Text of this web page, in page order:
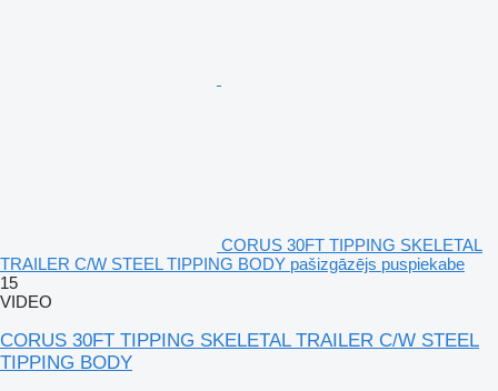
CORUS 30FT TIPPING SKELETAL
TRAILER C/W STEEL TIPPING BODY pašizgāzējs puspiekabe
15
VIDEO
CORUS 30FT TIPPING SKELETAL TRAILER C/W STEEL
TIPPING BODY